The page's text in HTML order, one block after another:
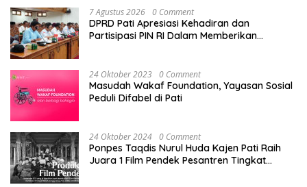
7 Agustus 2026 0 Comment
DPRD Pati Apresiasi Kehadiran dan
Partisipasi PIN RI Dalam Memberikan
24 Oktober 2023 0 Comment
Masudah Wakaf Foundation, Yayasan Sosial
Peduli Difabel di Pati
24 Oktober 2024 0 Comment
Ponpes Taqdis Nurul Huda Kajen Pati Raih
Juara 1 Film Pendek Pesantren Tingkat